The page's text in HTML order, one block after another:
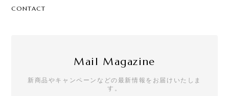
CONTACT
Mail Magazine
新商品やキャンペーンなどの最新情報をお届けいたしま
す。